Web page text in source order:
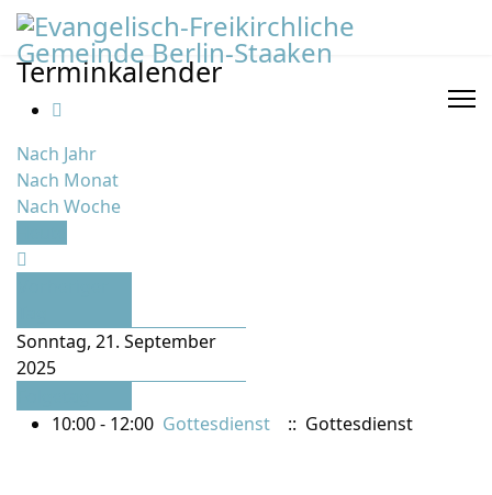
Terminkalender
Nach Jahr
Nach Monat
Nach Woche
Sonntag, 21. September
2025
10:00 - 12:00 Gottesdienst :: Gottesdienst